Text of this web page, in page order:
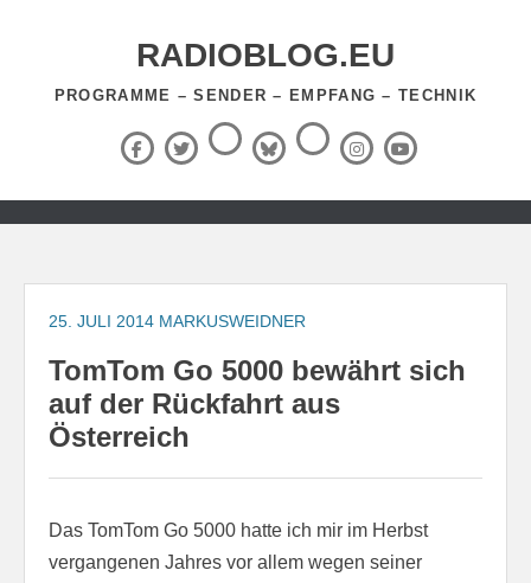
RADIOBLOG.EU
PROGRAMME – SENDER – EMPFANG – TECHNIK
Facebook
X
(Twitter)
ThreadsBlueSky
RSS-
Feed InstagramYouTube
Zum
springen
25. JULI 2014 MARKUSWEIDNER
TomTom Go 5000 bewährt sich
auf der Rückfahrt aus
Österreich
Das TomTom Go 5000 hatte ich mir im Herbst
vergangenen Jahres vor allem wegen seiner